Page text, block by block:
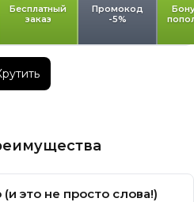
Бесплатный
заказ
Промокод
-5%
это не просто слова!)